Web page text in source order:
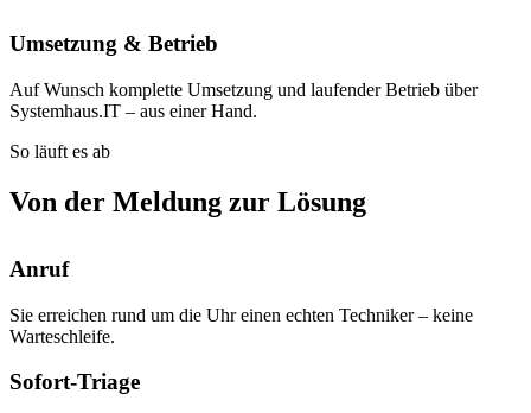
Umsetzung & Betrieb
Auf Wunsch komplette Umsetzung und laufender Betrieb über
Systemhaus.IT – aus einer Hand.
So läuft es ab
Von der Meldung zur Lösung
Anruf
Sie erreichen rund um die Uhr einen echten Techniker – keine
Warteschleife.
Sofort-Triage